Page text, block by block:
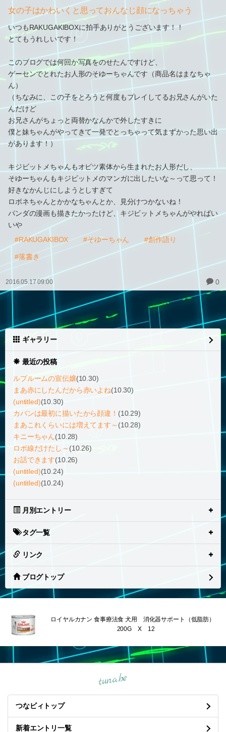
女の子はかわいくと思っておんなじ顔になっちゃう
いつもRAKUGAKIBOXに拍手ありがとうございます！！
とてもうれしいです！
このブログでは何回か写真をのせたんですけど、
ゲーセンでとれたお人形のそゆーちゃんです（商品名はまなちゃ
ん）
（ちなみに、この子をとろうと何度もプレイしてるお兄さんがいた
んだけど
お兄さんがちょっと両替かなんかで外したすきに
僕と妹ちゃんがやってきて一発でとっちゃって気まずかった思い出
があります！）
キジビットメちゃんもオビツ素体から生まれたお人形だし、
そゆーちゃんもキジビットメのマンガに出したいな～って思って！
好きなかんじにしようとしすぎて
ロボネちゃんとかかなちゃんとか、見分けつかないね！
パンダの漫画も描きたかったけど、キジビットメちゃんがやればい
いや
#RAKUGAKIBOX
#そゆーちゃん #創作語り
#落書き
2016.05.17 09:00 0
ギャラリー
最近の投稿
ルプルームの宣伝嬢(10.30)
まあ赤にしたんだから赤いよね(10.30)
(untitled)(10.30)
カバンは最初に描いたから顔違！ (10.29)
まあこれくらいには増えてます～ (10.28)
キニーちゃん(10.28)
ロボ線だけたし～ (10.26)
お話できます(10.26)
(untitled)(10.24)
(untitled)(10.24)
月別エントリー
タグ一覧
リンク
ブログトップ
ロイヤルカナン 食事療法食 犬用 消化器サポート（低脂肪）
200G X 12
tuna.be
つなビィトップ
新着エントリ一覧